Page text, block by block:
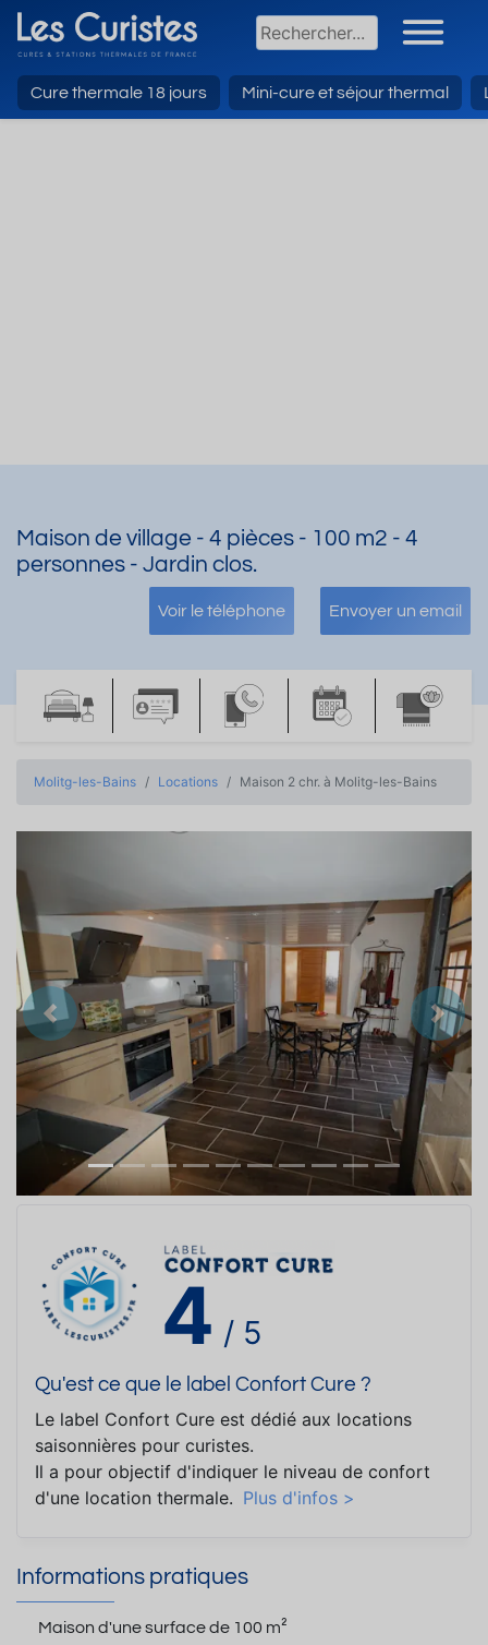
Cure thermale 18 jours Mini-cure et séjour thermal
Maison de village - 4 pièces - 100 m2 - 4
personnes - Jardin clos.
Voir le téléphone Envoyer un email
Molitg-les-Bains Locations Maison 2 chr. à Molitg-les-Bains
Précedent
4 / 5
Qu'est ce que le label Confort Cure ?
Le label Confort Cure est dédié aux locations
saisonnières pour curistes.
Il a pour objectif d'indiquer le niveau de confort
d'une location thermale. Plus d'infos >
Informations pratiques
Maison d'une surface de 100 m²